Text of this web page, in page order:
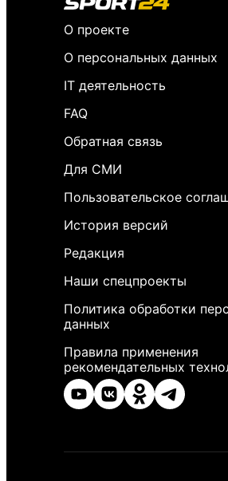
О проекте
О персональных данных
IT деятельность
FAQ
Обратная связь
Для СМИ
Пользовательское
История версий
Редакция
Наши спецпроекты
Политика обработки
данных
Правила применения
рекомендательных